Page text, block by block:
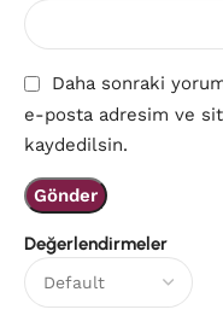
Değerlendirmeler
Daha sonraki
e-posta adresim ve
kaydedilsin.